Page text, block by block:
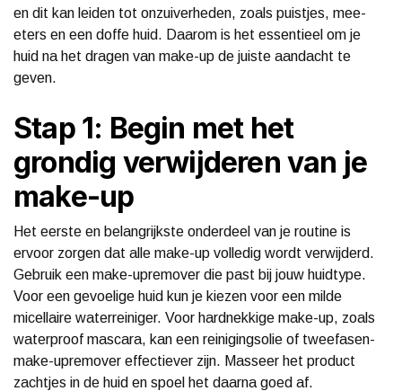
en dit kan leiden tot onzuiverheden, zoals puistjes, mee-
eters en een doffe huid. Daarom is het essentieel om je
huid na het dragen van make-up de juiste aandacht te
geven.
Stap 1: Begin met het
grondig verwijderen van je
make-up
Het eerste en belangrijkste onderdeel van je routine is
ervoor zorgen dat alle make-up volledig wordt verwijderd.
Gebruik een make-upremover die past bij jouw huidtype.
Voor een gevoelige huid kun je kiezen voor een milde
micellaire waterreiniger. Voor hardnekkige make-up, zoals
waterproof mascara, kan een reinigingsolie of tweefasen-
make-upremover effectiever zijn. Masseer het product
zachtjes in de huid en spoel het daarna goed af.